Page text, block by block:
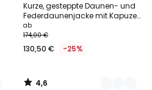
Kurze, gesteppte Daunen- und
Federdaunenjacke mit Kapuze
für den Hochwinter
ab
174,00 €
130,50 € -25%
/ 5
Farben
4,6
/